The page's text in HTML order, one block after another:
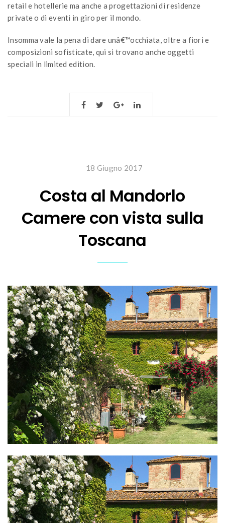
retail e hotellerie ma anche a progettazioni di residenze
private o di eventi in giro per il mondo.
Insomma vale la pena di dare unâ€™occhiata, oltre a fiori e
composizioni sofisticate, qui si trovano anche oggetti
speciali in limited edition.
18 Giugno 2017
Costa al Mandorlo
Camere con vista sulla
Toscana